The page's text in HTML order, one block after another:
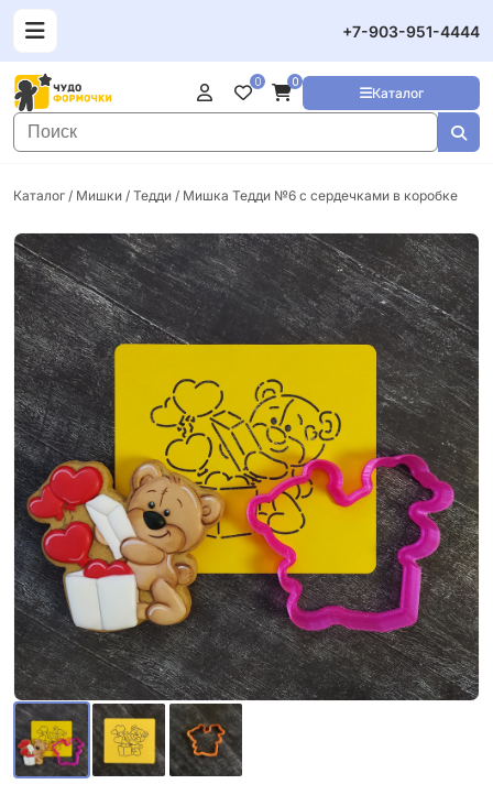
+7-903-951-4444
Каталог
0 0
Каталог / Мишки / Тедди / Мишка Тедди №6 с сердечками в коробке